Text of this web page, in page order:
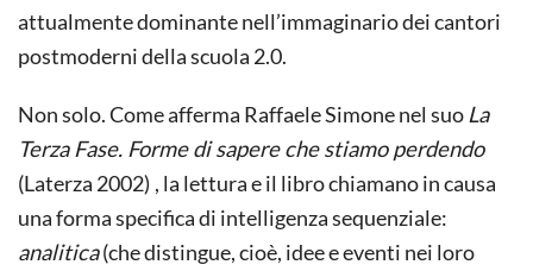
attualmente dominante nell’immaginario dei cantori
postmoderni della scuola 2.0.
Non solo. Come afferma Raffaele Simone nel suo La
Terza Fase. Forme di sapere che stiamo perdendo
(Laterza 2002) , la lettura e il libro chiamano in causa
una forma specifica di intelligenza sequenziale:
analitica(che distingue, cioè, idee e eventi nei loro